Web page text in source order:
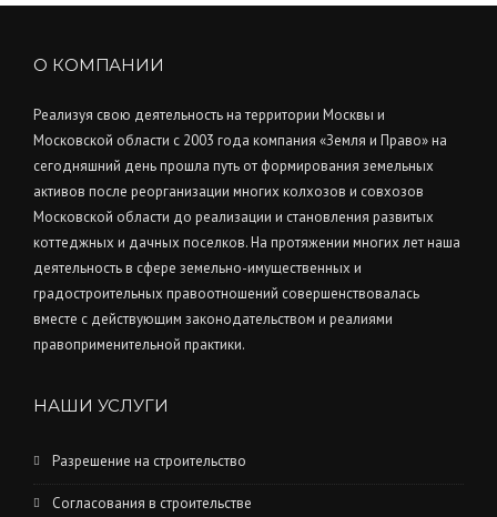
О КОМПАНИИ
Реализуя свою деятельность на территории Москвы и
Московской области с 2003 года компания «Земля и Право» на
сегодняшний день прошла путь от формирования земельных
активов после реорганизации многих колхозов и совхозов
Московской области до реализации и становления развитых
коттеджных и дачных поселков. На протяжении многих лет наша
деятельность в сфере земельно-имущественных и
градостроительных правоотношений совершенствовалась
вместе с действующим законодательством и реалиями
правоприменительной практики.
НАШИ УСЛУГИ
Разрешение на строительство
Согласования в строительстве